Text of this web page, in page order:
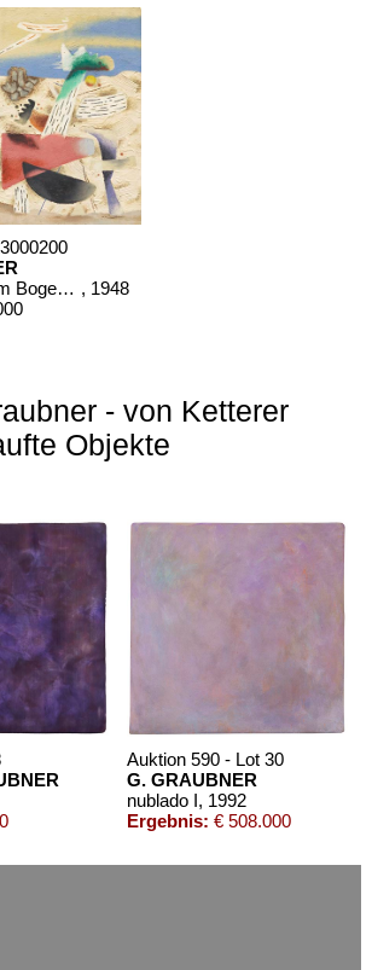
Landschaft mit rotem Bogen (Sommerfest) , 1948
- von Ketterer
Objekte
Auktion 590 - Lot 30
G. GRAUBNER
nublado I, 1992
Ergebnis: € 508.000